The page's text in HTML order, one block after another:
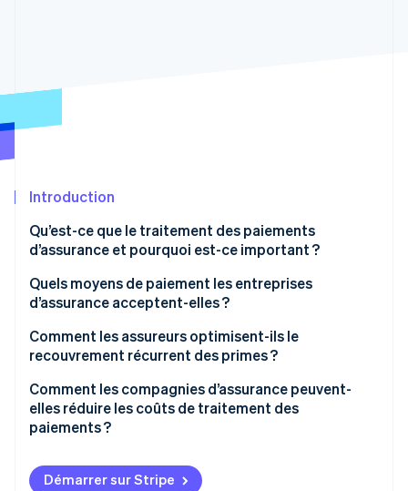
Climate
Vérification de l'identité
Stripe Sessions 2026
Découvrez comment Stripe construit l’infrastructure
Regarder la vidéo
Introduction
Qu’est-ce que le traitement des paiements
d’assurance et pourquoi est-ce important ?
Quels moyens de paiement les entreprises
d’assurance acceptent-elles ?
Comment les assureurs optimisent-ils le
recouvrement récurrent des primes ?
Faire du paiement automatique la norme
Utiliser une infrastructure de facturation
intelligente
Recouvrez davantage sur les échecs de paiement
Comment les compagnies d’assurance peuvent-
elles réduire les coûts de traitement des
paiements ?
Évolution vers des moyens de paiement moins
coûteux
Démarrer sur Stripe